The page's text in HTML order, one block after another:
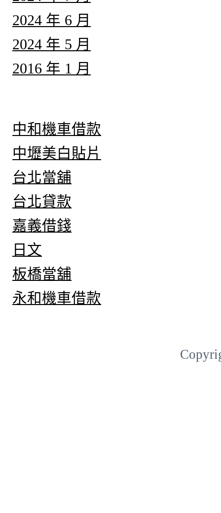
2024 年 6 月
2024 年 5 月
2016 年 1 月
中和機車借款
中壢美白貼片
台北當舖
台北貸款
嘉義借錢
日文
板橋當舖
永和機車借款